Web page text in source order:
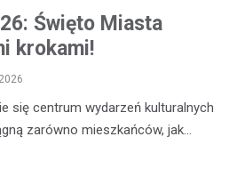
Święto Miasta
krokami!
się centrum wydarzeń kulturalnych
zarówno mieszkańców, jak…